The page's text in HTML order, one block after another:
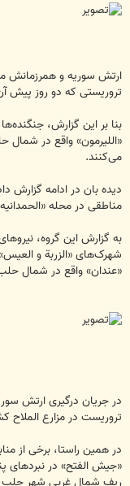
ارتش سوریه و همرزمانش
تروریستی که دو روز پیش
بنا بر این گزارش،
«اللیرمون» واقع در شمال
می‌کنند.
دیده بان در ادامه گزارش
مناطقی در محله
به گزارش این گروه،
شهرک‌های «الزربة و
«عندان» واقع در شمال حلب
تروریست در مزارع الملاح
«جیش الفتح» در نبردهای